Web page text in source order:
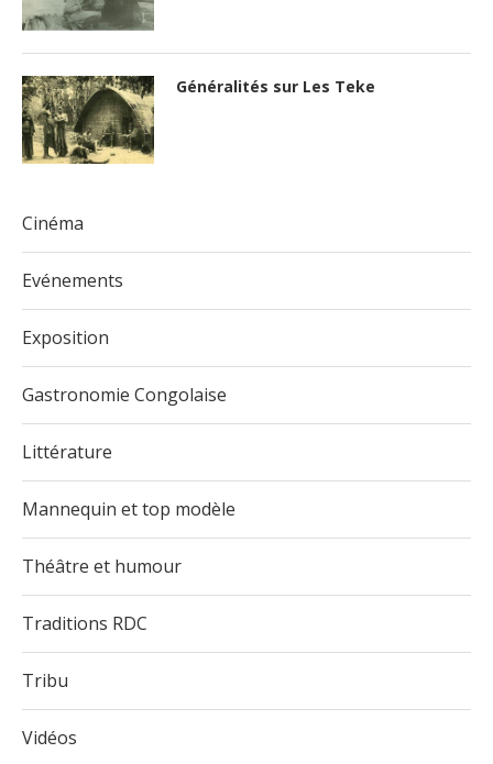
Généralités sur Les Teke
Cinéma
Evénements
Exposition
Gastronomie Congolaise
Littérature
Mannequin et top modèle
Théâtre et humour
Traditions RDC
Tribu
Vidéos